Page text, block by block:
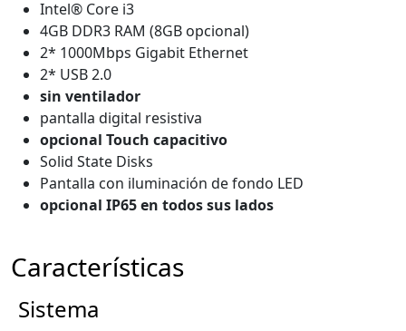
Intel® Core i3
4GB DDR3 RAM (8GB opcional)
2* 1000Mbps Gigabit Ethernet
2* USB 2.0
sin ventilador
pantalla digital resistiva
opcional Touch capacitivo
Solid State Disks
Pantalla con iluminación de fondo LED
opcional IP65 en todos sus lados
Características
Sistema